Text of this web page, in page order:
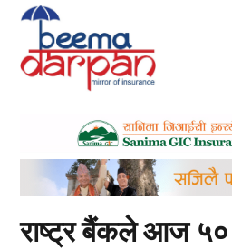
Skip
content
राष्ट्र बैंकले आज ५०